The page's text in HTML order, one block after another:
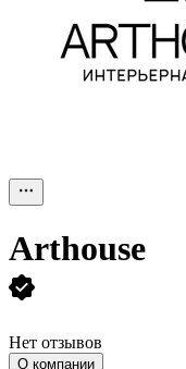
Arthouse
Нет отзывов
О компании